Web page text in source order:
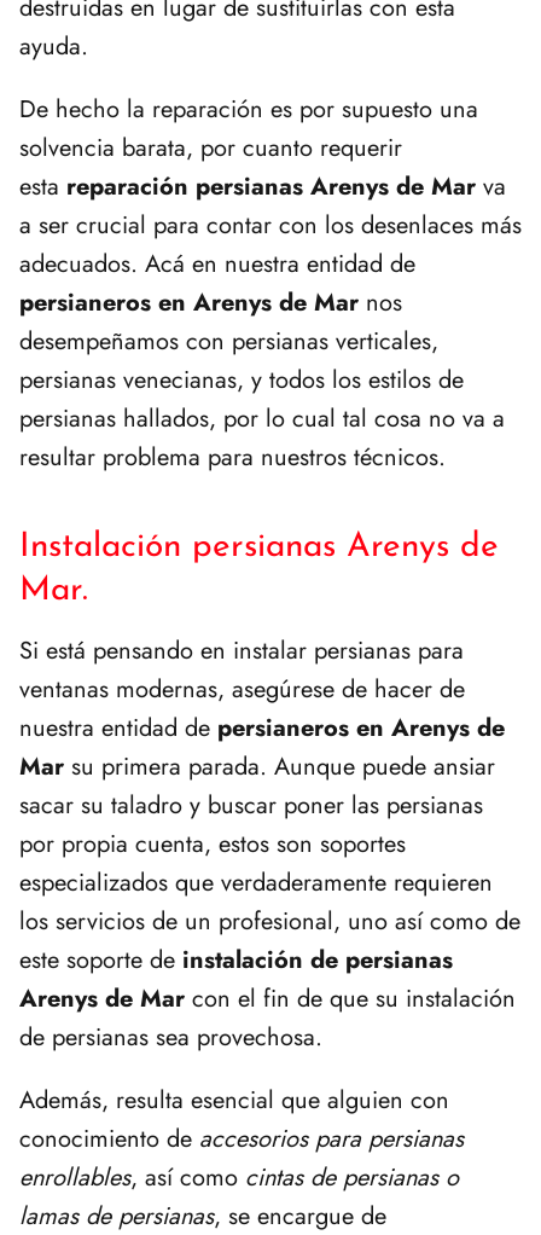
destruidas en lugar de sustituirlas con esta
ayuda.
De hecho la reparación es por supuesto una
solvencia barata, por cuanto requerir
esta reparación persianas Arenys de Mar va
a ser crucial para contar con los desenlaces más
adecuados. Acá en nuestra entidad de
persianeros en Arenys de Mar nos
desempeñamos con persianas verticales,
persianas venecianas, y todos los estilos de
persianas hallados, por lo cual tal cosa no va a
resultar problema para nuestros técnicos.
Instalación persianas Arenys de
Mar.
Si está pensando en instalar persianas para
ventanas modernas, asegúrese de hacer de
nuestra entidad de persianeros en Arenys de
Mar su primera parada. Aunque puede ansiar
sacar su taladro y buscar poner las persianas
por propia cuenta, estos son soportes
especializados que verdaderamente requieren
los servicios de un profesional, uno así como de
este soporte de instalación de persianas
Arenys de Mar con el fin de que su instalación
de persianas sea provechosa.
Además, resulta esencial que alguien con
conocimiento de accesorios para persianas
enrollables, así como cintas de persianas o
lamas de persianas, se encargue de